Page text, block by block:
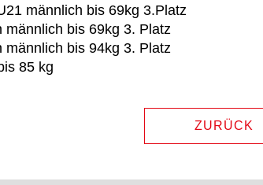
männlich bis 69kg 3.Platz
männlich bis 69kg 3. Platz
männlich bis 94kg 3. Platz
85 kg
ZURÜCK